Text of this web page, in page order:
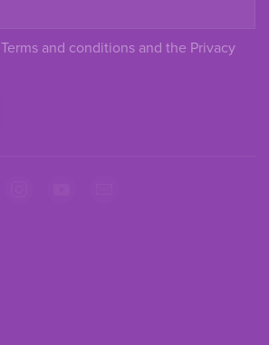
Terms and conditions and the Privacy